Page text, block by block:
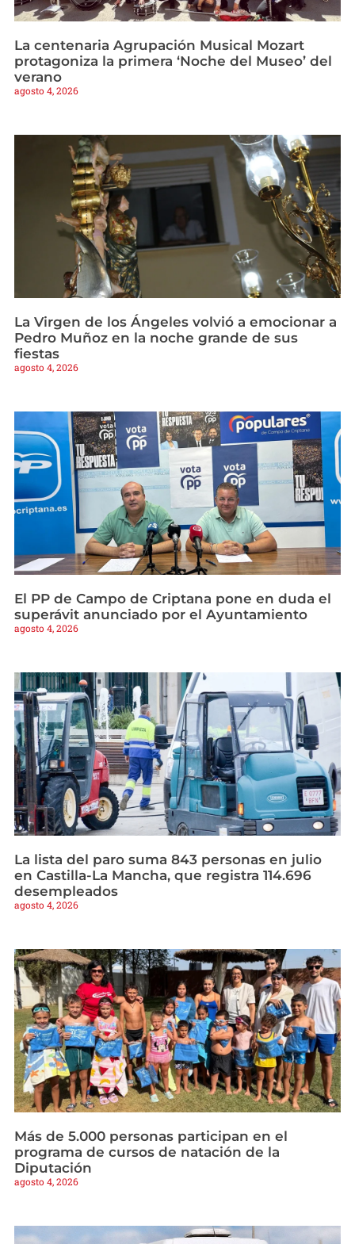
La centenaria Agrupación Musical Mozart
protagoniza la primera ‘Noche del Museo’ del
verano
agosto 4, 2026
La Virgen de los Ángeles volvió a emocionar a
Pedro Muñoz en la noche grande de sus
fiestas
agosto 4, 2026
El PP de Campo de Criptana pone en duda el
superávit anunciado por el Ayuntamiento
agosto 4, 2026
La lista del paro suma 843 personas en julio
en Castilla-La Mancha, que registra 114.696
desempleados
agosto 4, 2026
Más de 5.000 personas participan en el
programa de cursos de natación de la
Diputación
agosto 4, 2026